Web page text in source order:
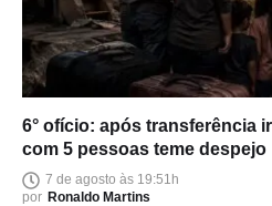
6° ofício: após transferência
com 5 pessoas teme despejo
7 de agosto às 19:51h
por Ronaldo Martins